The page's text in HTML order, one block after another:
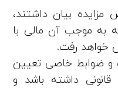
بیان داشتند،
به موجب آن مالی با
خواهد رفت.
و ضوابط خاصی تعیین
داشته باشد و